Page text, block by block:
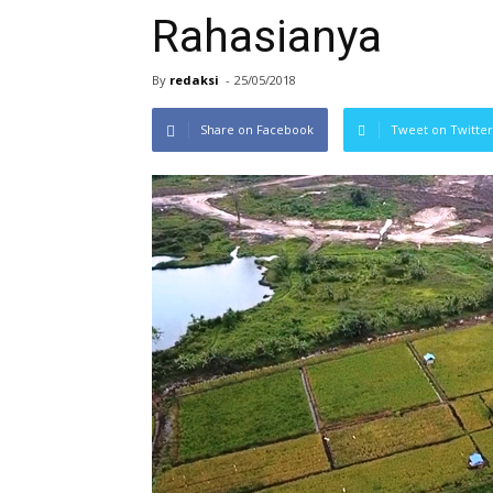
Rahasianya
By redaksi - 25/05/2018
Share on Facebook Tweet on Twitter